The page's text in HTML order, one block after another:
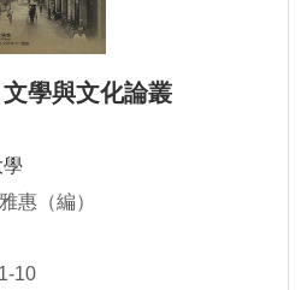
學與文化論叢
惠（編）
10